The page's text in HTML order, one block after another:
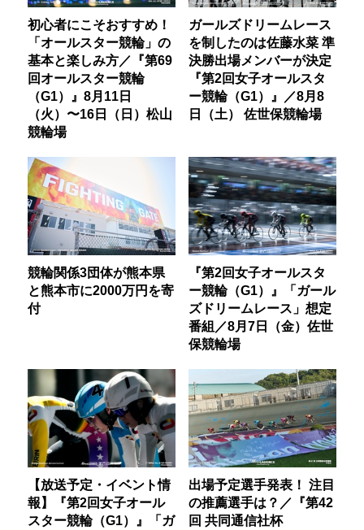
初心者にこそおすすめ！
「オールスター競輪」の
基本と楽しみ方／『第69
回オールスター競輪
（G1）』8月11日
（火）〜16日（日）松山
競輪場
ガールズドリームレース
を制したのは佐藤水菜 準
決勝出場メンバーが決定
『第2回女子オールスタ
ー競輪（G1）』／8月8
日（土） 佐世保競輪場
競輪関係3団体が熊本県
と熊本市に2000万円を寄
付
『第2回女子オールスタ
ー競輪（G1）』「ガール
ズドリームレース」想定
番組／8月7日（金）佐世
保競輪場
【放送予定・イベント情
報】『第2回女子オール
スター競輪（G1）』「ガ
出場予定選手発表！ 注目
の推薦選手は？／『第42
回 共同通信社杯